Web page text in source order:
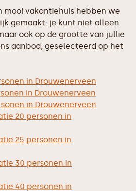
mooi vakantiehuis hebben we
gemaakt: je kunt niet alleen
ook op de grootte van jullie
aanbod, geselecteerd op het
in Drouwenerveen
in Drouwenerveen
in Drouwenerveen
20 personen in
25 personen in
30 personen in
40 personen in